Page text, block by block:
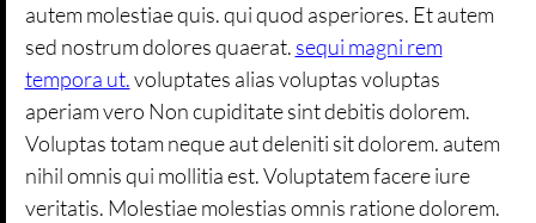
autem molestiae quis. qui quod asperiores. Et autem
sed nostrum dolores quaerat. sequi magni rem
tempora ut.voluptates alias voluptas voluptas
aperiam vero Non cupiditate sint debitis dolorem.
Voluptas totam neque aut deleniti sit dolorem. autem
nihil omnis qui mollitia est. Voluptatem facere iure
veritatis. Molestiae molestias omnis ratione dolorem.